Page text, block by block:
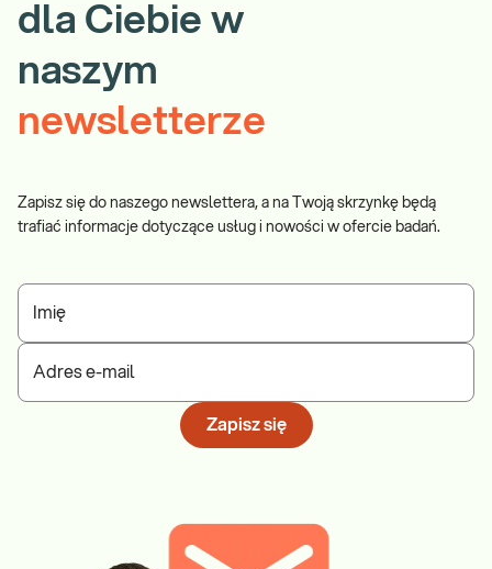
dla Ciebie w
naszym
newsletterze
Zapisz się do naszego newslettera, a na Twoją skrzynkę będą
trafiać informacje dotyczące usług i nowości w ofercie badań.
Imię
Adres e-mail
Zapisz się